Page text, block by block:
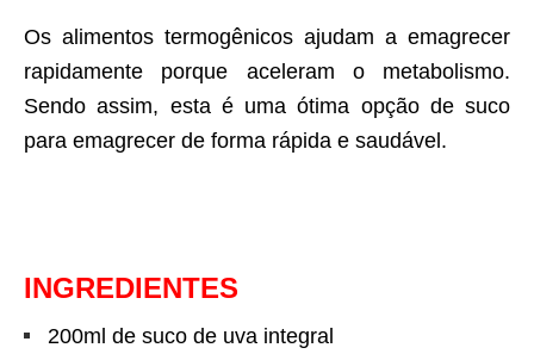
Os alimentos termogênicos ajudam a emagrecer
rapidamente porque aceleram o metabolismo.
Sendo assim, esta é uma ótima opção de suco
para emagrecer de forma rápida e saudável.
INGREDIENTES
200ml de suco de uva integral